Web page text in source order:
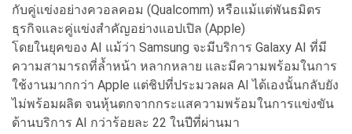
กับคู่แข่งอย่างควอลคอม (Qualcomm) หรือแม้แต่พันธมิตร
ธุรกิจและคู่แข่งสำคัญอย่างแอปเปิล (Apple)
โดยในยุคของ AI แม้ว่า Samsung จะมีบริการ Galaxy AI ที่มี
ความสามารถที่ล้ำหน้า หลากหลาย และมีความพร้อมในการ
ใช้งานมากกว่า Apple แต่ชิปที่ประมวลผล AI ได้เองนั้นกลับยัง
ไม่พร้อมผลิต จนหุ้นตกจากกระแสความพร้อมในการแข่งขัน
ด้านบริการ AI กว่าร้อยละ 22 ในปีที่ผ่านมา